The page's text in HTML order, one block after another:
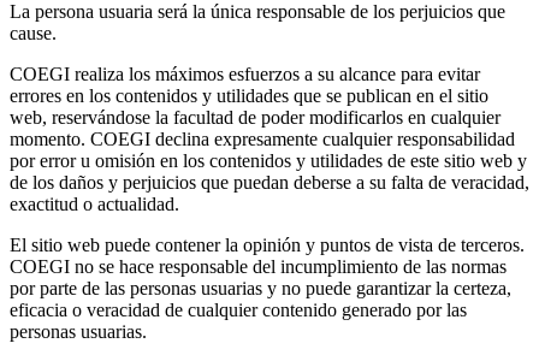
La persona usuaria será la única responsable de los perjuicios que
cause.
COEGI realiza los máximos esfuerzos a su alcance para evitar
errores en los contenidos y utilidades que se publican en el sitio
web, reservándose la facultad de poder modificarlos en cualquier
momento. COEGI declina expresamente cualquier responsabilidad
por error u omisión en los contenidos y utilidades de este sitio web y
de los daños y perjuicios que puedan deberse a su falta de veracidad,
exactitud o actualidad.
El sitio web puede contener la opinión y puntos de vista de terceros.
COEGI no se hace responsable del incumplimiento de las normas
por parte de las personas usuarias y no puede garantizar la certeza,
eficacia o veracidad de cualquier contenido generado por las
personas usuarias.